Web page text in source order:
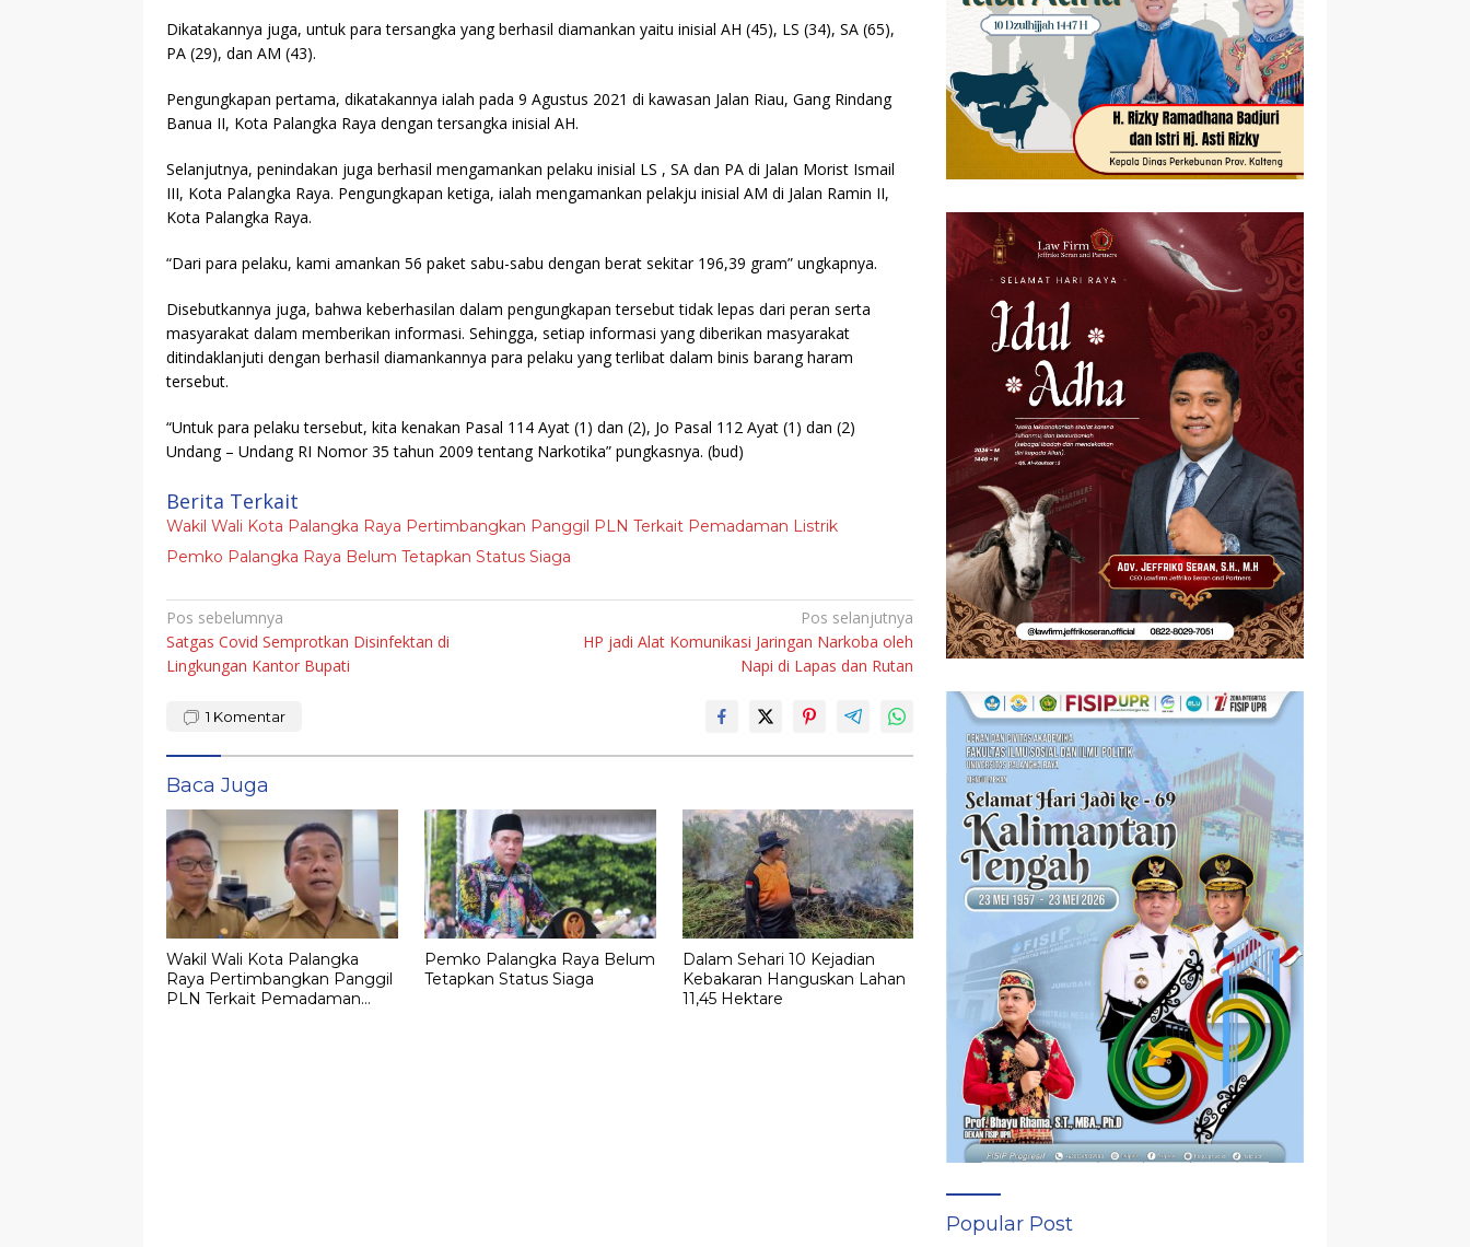
Dikatakannya juga, untuk para tersangka yang berhasil diamankan yaitu inisial AH (45), LS (34), SA (65),
PA (29), dan AM (43).
Pengungkapan pertama, dikatakannya ialah pada 9 Agustus 2021 di kawasan Jalan Riau, Gang Rindang
Banua II, Kota Palangka Raya dengan tersangka inisial AH.
Selanjutnya, penindakan juga berhasil mengamankan pelaku inisial LS , SA dan PA di Jalan Morist Ismail
III, Kota Palangka Raya. Pengungkapan ketiga, ialah mengamankan pelakju inisial AM di Jalan Ramin II,
Kota Palangka Raya.
“Dari para pelaku, kami amankan 56 paket sabu-sabu dengan berat sekitar 196,39 gram” ungkapnya.
Disebutkannya juga, bahwa keberhasilan dalam pengungkapan tersebut tidak lepas dari peran serta
masyarakat dalam memberikan informasi. Sehingga, setiap informasi yang diberikan masyarakat
ditindaklanjuti dengan berhasil diamankannya para pelaku yang terlibat dalam binis barang haram
tersebut.
“Untuk para pelaku tersebut, kita kenakan Pasal 114 Ayat (1) dan (2), Jo Pasal 112 Ayat (1) dan (2)
Undang – Undang RI Nomor 35 tahun 2009 tentang Narkotika” pungkasnya. (bud)
Berita Terkait
Wakil Wali Kota Palangka Raya Pertimbangkan Panggil PLN Terkait Pemadaman Listrik
Pemko Palangka Raya Belum Tetapkan Status Siaga
Navigasi
pos
Pos sebelumnya
Satgas Covid Semprotkan Disinfektan di
Lingkungan Kantor Bupati
Pos selanjutnya
HP jadi Alat Komunikasi Jaringan Narkoba oleh
Napi di Lapas dan Rutan
1 Komentar
Baca Juga
Wakil Wali Kota Palangka
Raya Pertimbangkan Panggil
PLN Terkait Pemadaman
Pemko Palangka Raya Belum
Tetapkan Status Siaga
Dalam Sehari 10 Kejadian
Kebakaran Hanguskan Lahan
11,45 Hektare
Popular Post